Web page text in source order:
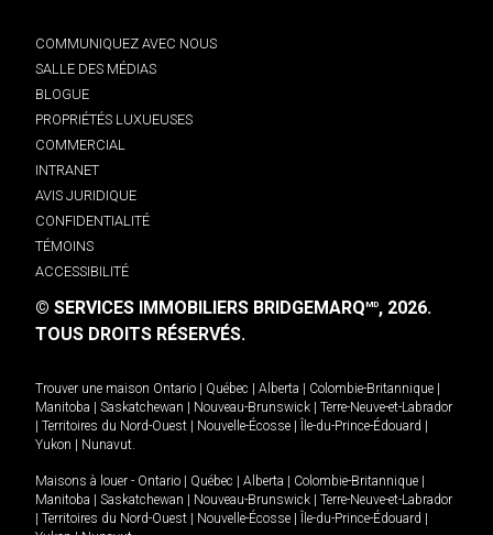
COMMUNIQUEZ AVEC NOUS
SALLE DES MÉDIAS
BLOGUE
PROPRIÉTÉS LUXUEUSES
COMMERCIAL
INTRANET
AVIS JURIDIQUE
CONFIDENTIALITÉ
TÉMOINS
ACCESSIBILITÉ
© SERVICES IMMOBILIERS BRIDGEMARQMD, 2026.
TOUS DROITS RÉSERVÉS.
Trouver une maison Ontario Québec Alberta Colombie-Britannique
Manitoba
Saskatchewan Nouveau-Brunswick
Terre-Neuve-et-Labrador
Territoires du Nord-Ouest Nouvelle-Écosse Île-du-Prince-Édouard
Yukon
Nunavut.
Maisons à louer - Ontario Québec Alberta Colombie-Britannique
Manitoba
Saskatchewan Nouveau-Brunswick
Terre-Neuve-et-Labrador
Territoires du Nord-Ouest Nouvelle-Écosse Île-du-Prince-Édouard